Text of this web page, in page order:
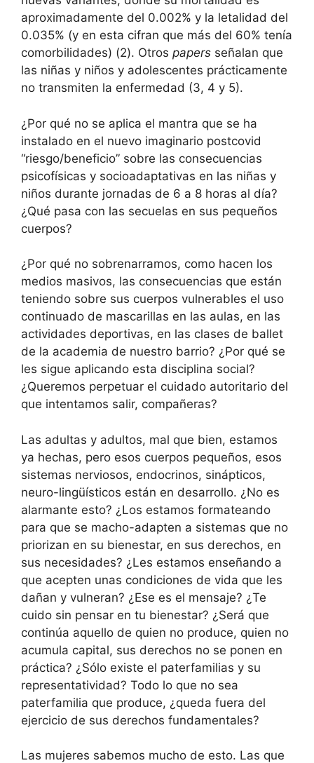
aproximadamente del 0.002% y la letalidad del
0.035% (y en esta cifran que más del 60% tenía
comorbilidades) (2). Otros papers señalan que
las niñas y niños y adolescentes prácticamente
no transmiten la enfermedad (3, 4 y 5).
¿Por qué no se aplica el mantra que se ha
instalado en el nuevo imaginario postcovid
“riesgo/beneficio” sobre las consecuencias
psicofísicas y socioadaptativas en las niñas y
niños durante jornadas de 6 a 8 horas al día?
¿Qué pasa con las secuelas en sus pequeños
cuerpos?
¿Por qué no sobrenarramos, como hacen los
medios masivos, las consecuencias que están
teniendo sobre sus cuerpos vulnerables el uso
continuado de mascarillas en las aulas, en las
actividades deportivas, en las clases de ballet
de la academia de nuestro barrio? ¿Por qué se
les sigue aplicando esta disciplina social?
¿Queremos perpetuar el cuidado autoritario del
que intentamos salir, compañeras?
Las adultas y adultos, mal que bien, estamos
ya hechas, pero esos cuerpos pequeños, esos
sistemas nerviosos, endocrinos, sinápticos,
neuro-lingüísticos están en desarrollo. ¿No es
alarmante esto? ¿Los estamos formateando
para que se macho-adapten a sistemas que no
priorizan en su bienestar, en sus derechos, en
sus necesidades? ¿Les estamos enseñando a
que acepten unas condiciones de vida que les
dañan y vulneran? ¿Ese es el mensaje? ¿Te
cuido sin pensar en tu bienestar? ¿Será que
continúa aquello de quien no produce, quien no
acumula capital, sus derechos no se ponen en
práctica? ¿Sólo existe el paterfamilias y su
representatividad? Todo lo que no sea
paterfamilia que produce, ¿queda fuera del
ejercicio de sus derechos fundamentales?
Las mujeres sabemos mucho de esto. Las que